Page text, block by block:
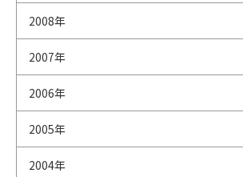
2008年
2007年
2006年
2005年
2004年